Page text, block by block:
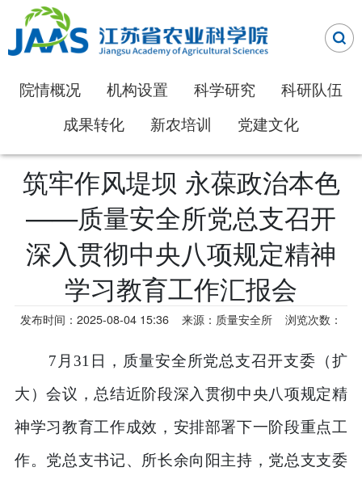
院情概况 机构设置 科学研究
科研队伍
成果转化
新农培训 党建文化
筑牢作风堤坝 永葆政治本色
——质量安全所党总支召开
深入贯彻中央八项规定精神
学习教育工作汇报会
发布时间：2025-08-04 15:36 来源：质量安全所 浏览次数：
7 月31 日，质量安全所党总支召开支委（扩
大）会议，总结近阶段深入贯彻中央八项规定精
神学习教育工作成效，安排部署下一阶段重点工
作。党总支书记、所长余向阳主持，党总支支委